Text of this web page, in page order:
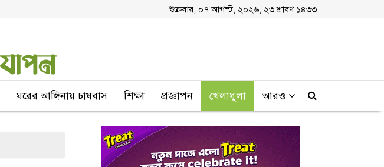
শুক্রবার, ০৭ আগস্ট, ২০২৬, ২৩ শ্রাবণ ১৪৩৩
ঘরের আঙ্গিনায় চাষবাস শিক্ষা প্রজ্ঞাপন খেলাধুলা আরও